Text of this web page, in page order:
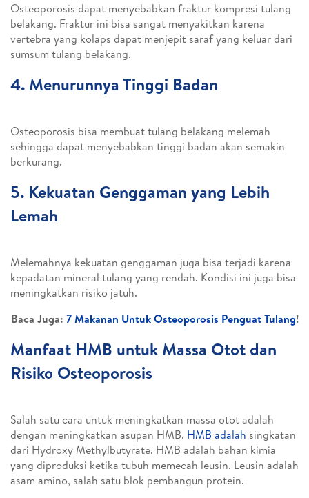
Osteoporosis dapat menyebabkan fraktur kompresi tulang
belakang. Fraktur ini bisa sangat menyakitkan karena
vertebra yang kolaps dapat menjepit saraf yang keluar dari
sumsum tulang belakang.
4. Menurunnya Tinggi Badan
Osteoporosis bisa membuat tulang belakang melemah
sehingga dapat menyebabkan tinggi badan akan semakin
berkurang.
5. Kekuatan Genggaman yang Lebih
Lemah
Melemahnya kekuatan genggaman juga bisa terjadi karena
kepadatan mineral tulang yang rendah. Kondisi ini juga bisa
meningkatkan risiko jatuh.
Baca Juga: 7 Makanan Untuk Osteoporosis Penguat Tulang!
Manfaat HMB untuk Massa Otot dan
Risiko Osteoporosis
Salah satu cara untuk meningkatkan massa otot adalah
dengan meningkatkan asupan HMB. HMB adalah singkatan
dari Hydroxy Methylbutyrate. HMB adalah bahan kimia
yang diproduksi ketika tubuh memecah leusin. Leusin adalah
asam amino, salah satu blok pembangun protein.